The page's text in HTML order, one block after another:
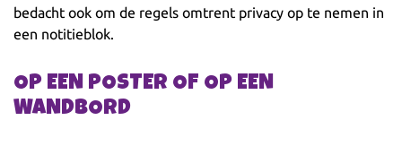
bedacht ook om de regels omtrent privacy op te nemen in
een notitieblok.
OP EEN POSTER OF OP EEN
WANDBORD